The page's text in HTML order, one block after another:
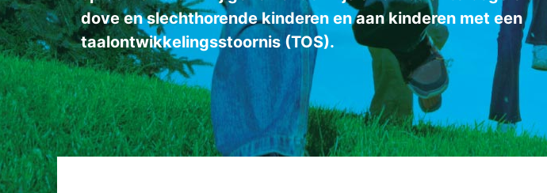
dove en slechthorende kinderen en aan kinderen met een
taalontwikkelingsstoornis (TOS).